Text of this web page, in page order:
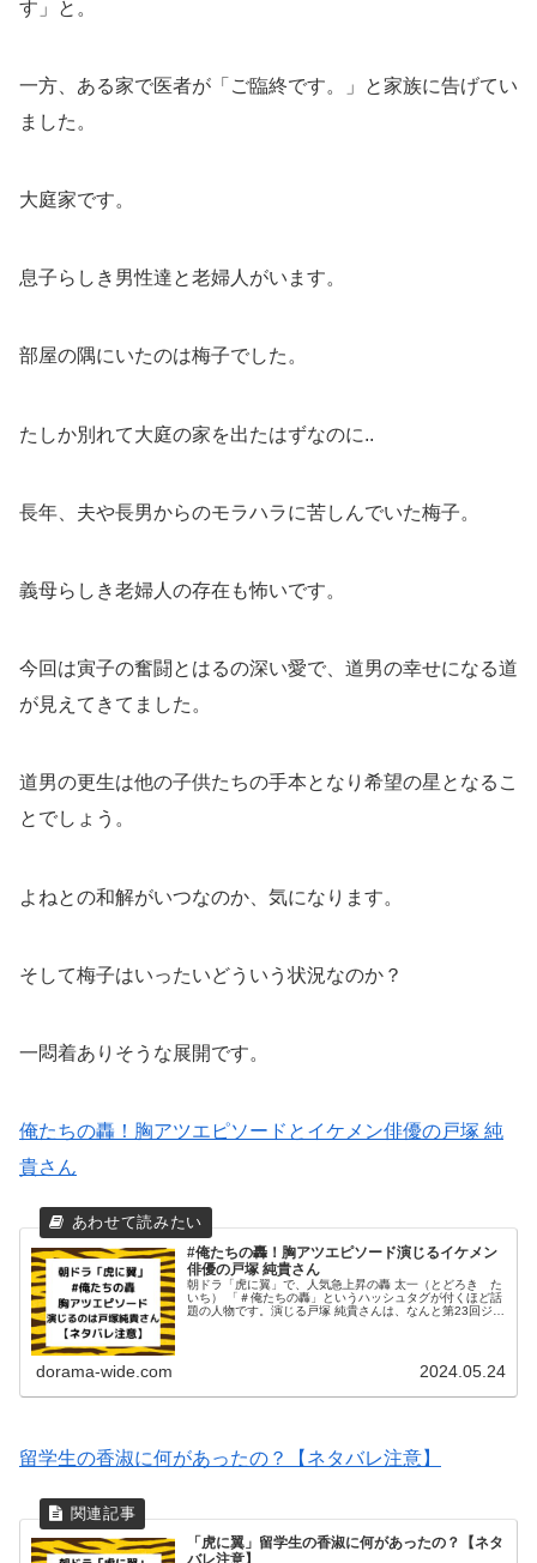
す」と。
一方、ある家で医者が「ご臨終です。」と家族に告げてい
ました。
大庭家です。
息子らしき男性達と老婦人がいます。
部屋の隅にいたのは梅子でした。
たしか別れて大庭の家を出たはずなのに..
長年、夫や長男からのモラハラに苦しんでいた梅子。
義母らしき老婦人の存在も怖いです。
今回は寅子の奮闘とはるの深い愛で、道男の幸せになる道
が見えてきてました。
道男の更生は他の子供たちの手本となり希望の星となるこ
とでしょう。
よねとの和解がいつなのか、気になります。
そして梅子はいったいどういう状況なのか？
一悶着ありそうな展開です。
俺たちの轟！胸アツエピソードとイケメン俳優の戸塚 純
貴さん
#俺たちの轟！胸アツエピソード演じるイケメン
俳優の戸塚 純貴さん
朝ドラ「虎に翼」で、人気急上昇の轟 太一（とどろき た
いち） 「＃俺たちの轟」というハッシュタグが付くほど話
題の人物です。演じる戸塚 純貴さんは、なんと第23回ジュ
dorama-wide.com 2024.05.24
留学生の香淑に何があったの？【ネタバレ注意】
「虎に翼」留学生の香淑に何があったの？【ネタ